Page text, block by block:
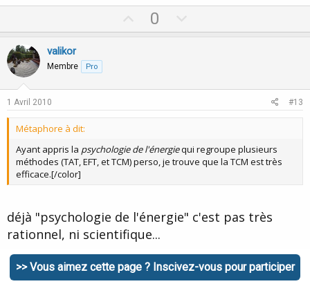
p
t
0
o
v
valikor
Membre Pro
1 Avril 2010 #13
Métaphore à dit:
Ayant appris la psychologie de l'énergiequi regroupe plusieurs
méthodes (TAT, EFT, et TCM) perso, je trouve que la TCM est très
efficace.[/color]
déjà "psychologie de l'énergie" c'est pas très
rationnel, ni scientifique...
Citer
>> Vous aimez cette page ? Inscivez-vous pour participer